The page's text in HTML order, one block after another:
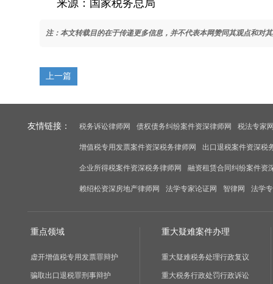
来源：国家税务总局
注：本文转载目的在于传递更多信息，并不代表本网赞同其观点和对
上一篇
友情链接： 税务诉讼律师网 债权债务纠纷案件资深律师网 税法专家
增值税专用发票案件资深税务律师网 出口退税案件资深税
企业所得税案件资深税务律师网 融资租赁合同纠纷案件资
赖绍松资深房地产律师网 法学专家论证网 智律网 法学
重点领域
虚开增值税专用发票罪辩护
骗取出口退税罪刑事辩护
重大疑难案件办理
重大疑难税务处理行政复议
重大税务行政处罚行政诉讼